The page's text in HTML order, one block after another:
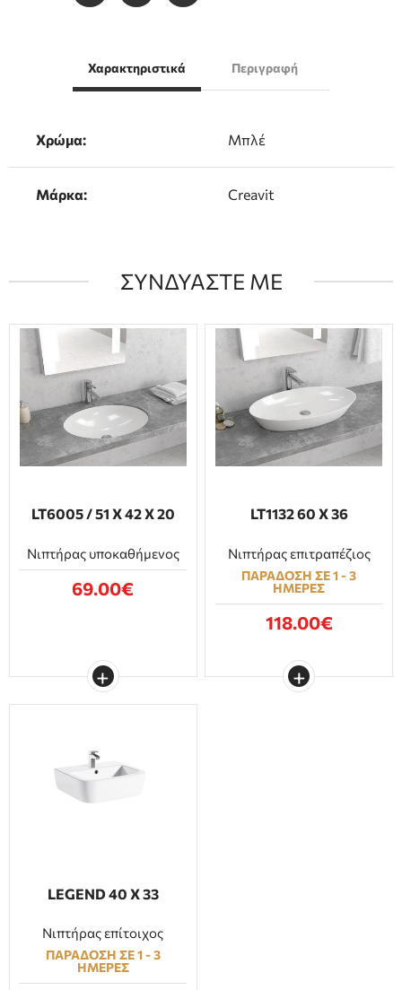
Χαρακτηριστικά
Χρώμα: Μπλέ
Μάρκα: Creavit
Περιγραφή
ΣΥΝΔΥΑΣΤΕ ΜΕ
LT6005 / 51 Χ 42 Χ 20
Νιπτήρας υποκαθήμενος
69.00€
LT1132 60 Χ 36
Νιπτήρας επιτραπέζιος
ΠΑΡΑΔΟΣΗ ΣΕ 1 - 3
ΗΜΕΡΕΣ
118.00€
LEGEND 40 X 33
Νιπτήρας επίτοιχος
ΠΑΡΑΔΟΣΗ ΣΕ 1 - 3
ΗΜΕΡΕΣ